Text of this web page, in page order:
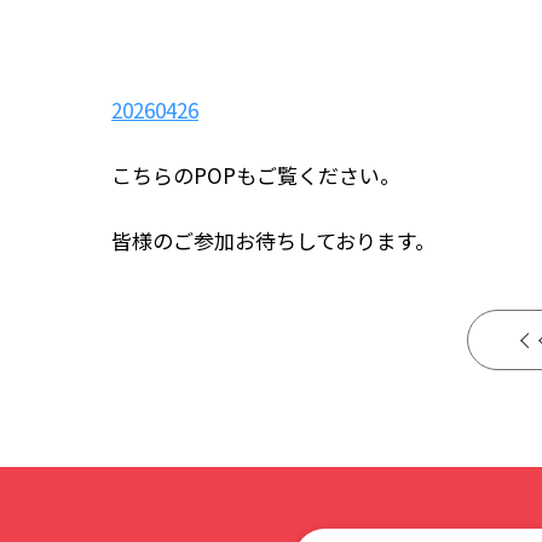
20260426
こちらのPOPもご覧ください。
皆様のご参加お待ちしております。